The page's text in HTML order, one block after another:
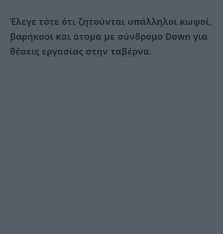
Έλεγε τότε ότι ζητούνται υπάλληλοι κωφοί,
βαρήκοοι και άτομα με σύνδρομο Down για
θέσεις εργασίας στην ταβέρνα.